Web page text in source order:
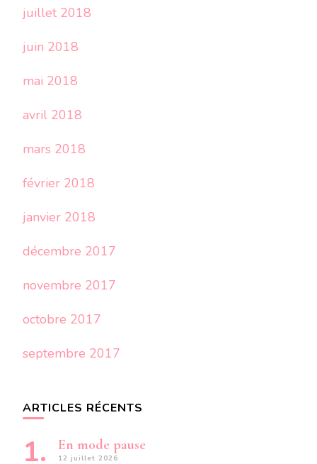
juillet 2018
juin 2018
mai 2018
avril 2018
mars 2018
février 2018
janvier 2018
décembre 2017
novembre 2017
octobre 2017
septembre 2017
ARTICLES RÉCENTS
En mode pause
12 juillet 2026